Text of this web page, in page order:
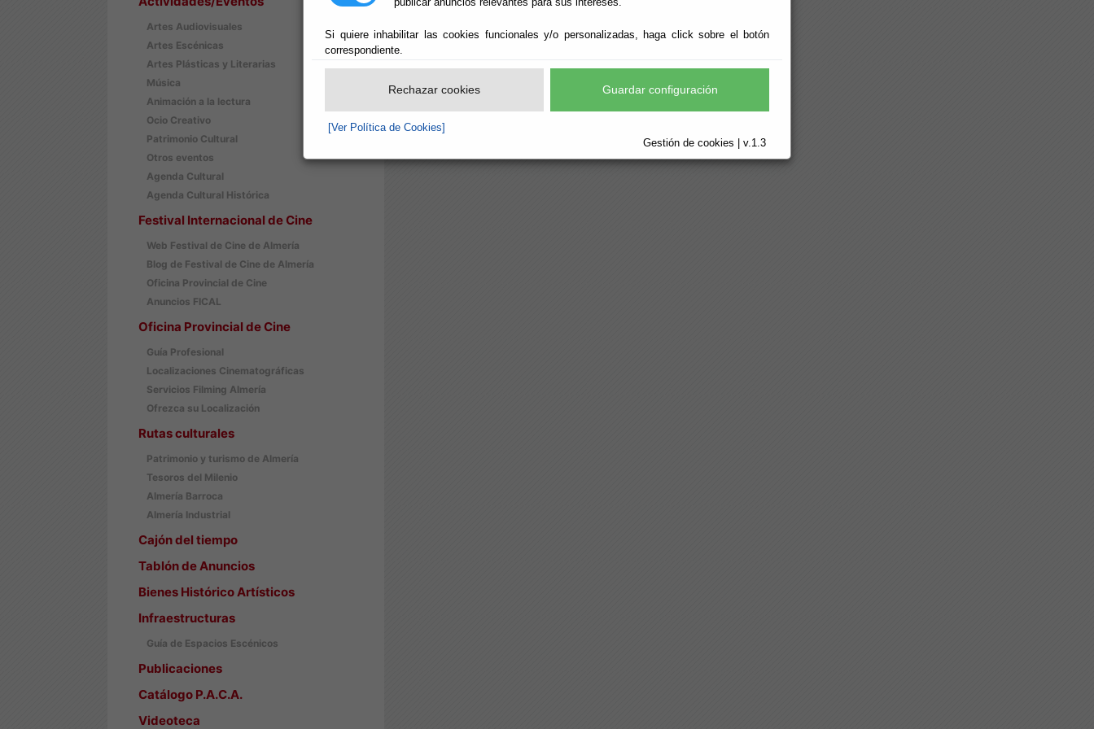
Si quiere inhabilitar las cookies funcionales y/o personalizadas, haga click sobre el botón
correspondiente.
Rechazar cookies Guardar configuración
[Ver Política de Cookies]
Gestión de cookies | v.1.3
Artes Audiovisuales
Artes Escénicas
Artes Plásticas y Literarias
Música
Animación a la lectura
Ocio Creativo
Patrimonio Cultural
Otros eventos
Agenda Cultural
Agenda Cultural Histórica
Festival Internacional de Cine
Web Festival de Cine de Almería
Blog de Festival de Cine de Almería
Oficina Provincial de Cine
Anuncios FICAL
Oficina Provincial de Cine
Guía Profesional
Localizaciones Cinematográficas
Servicios Filming Almería
Ofrezca su Localización
Rutas culturales
Patrimonio y turismo de Almería
Tesoros del Milenio
Almería Barroca
Almería Industrial
Cajón del tiempo
Tablón de Anuncios
Bienes Histórico Artísticos
Infraestructuras
Guía de Espacios Escénicos
Publicaciones
Catálogo P.A.C.A.
Videoteca